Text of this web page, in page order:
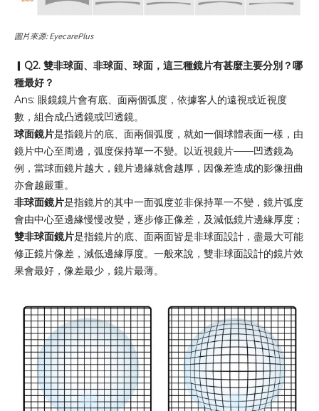
圖片來源: EyecarePlus
▎ Q2. 雙非球面、非球面、球面，這三種鏡片有甚麼主要分別？哪
種最好？
Ans: 眼鏡鏡片會有底、面兩個弧度，依據客人的遠視或近視度
數，組合成凸透鏡或凹透鏡。
球面鏡片是指鏡片的底、面兩個弧度，就如一個球體表面一樣，由
鏡片中心至周邊，弧度保持單一不變。以近視鏡片——凹透鏡為
例，當球面鏡片越大，鏡片邊緣就會越厚，因像差造成的影像扭曲
亦會越嚴重。
非球面鏡片是指鏡片的其中一面弧度並非保持單一不變，鏡片弧度
會由中心至邊緣慢慢改變，逐步修正像差，及減低鏡片邊緣厚度；
雙非球面鏡片是指鏡片的底、面兩面皆是非球面設計，盡最大可能
修正鏡片像差，減低邊緣厚度。一般來說，雙非球面設計的鏡片效
果會最好，像差最少，鏡片最薄。